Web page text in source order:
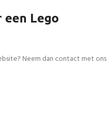
een Lego
Neem dan contact met ons